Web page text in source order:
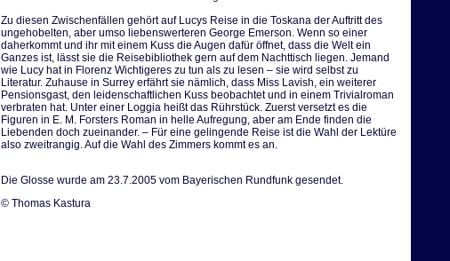
Zu diesen Zwischenfällen gehört auf Lucys Reise in die Toskana der Auftritt des
ungehobelten, aber umso liebenswerteren George Emerson. Wenn so einer
daherkommt und ihr mit einem Kuss die Augen dafür öffnet, dass die Welt ein
Ganzes ist, lässt sie die Reisebibliothek gern auf dem Nachttisch liegen. Jemand
wie Lucy hat in Florenz Wichtigeres zu tun als zu lesen – sie wird selbst zu
Literatur. Zuhause in Surrey erfährt sie nämlich, dass Miss Lavish, ein weiterer
Pensionsgast, den leidenschaftlichen Kuss beobachtet und in einem Trivialroman
verbraten hat. Unter einer Loggia heißt das Rührstück. Zuerst versetzt es die
Figuren in E. M. Forsters Roman in helle Aufregung, aber am Ende finden die
Liebenden doch zueinander. – Für eine gelingende Reise ist die Wahl der Lektüre
also zweitrangig. Auf die Wahl des Zimmers kommt es an.
Die Glosse wurde am 23.7.2005 vom Bayerischen Rundfunk gesendet.
© Thomas Kastura